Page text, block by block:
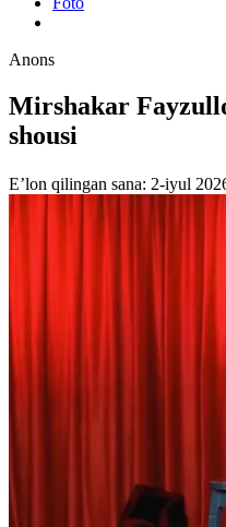
Anons
Mirshakar
shousi
E’lon qilingan sana: 2-iyul